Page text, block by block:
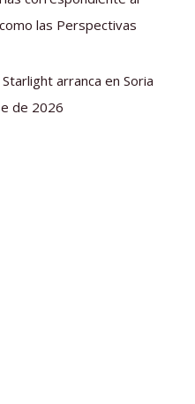
las Perspectivas
arranca en Soria
de 2026